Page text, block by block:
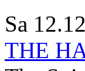
Sa
THE